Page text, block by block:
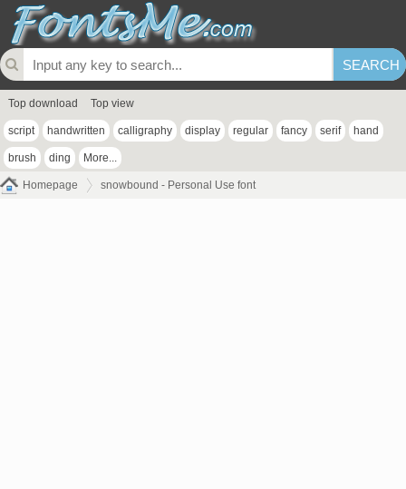
Top download Top view
script handwritten calligraphy display regular fancy serif hand
brush ding More...
Homepage snowbound - Personal Use font